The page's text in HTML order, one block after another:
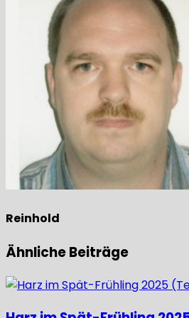
Reinhold
Ähnliche Beiträge